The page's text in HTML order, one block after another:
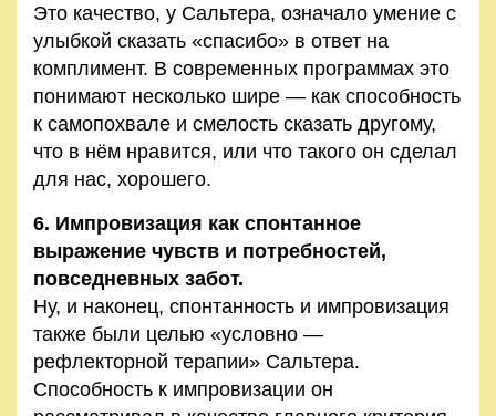
Это качество, у Сальтера, означало умение с
улыбкой сказать «спасибо» в ответ на
комплимент. В современных программах это
понимают несколько шире — как способность
к самопохвале и смелость сказать другому,
что в нём нравится, или что такого он сделал
для нас, хорошего.
6. Импровизация как спонтанное
выражение чувств и потребностей,
повседневных забот.
Ну, и наконец, спонтанность и импровизация
также были целью «условно —
рефлекторной терапии» Сальтера.
Способность к импровизации он